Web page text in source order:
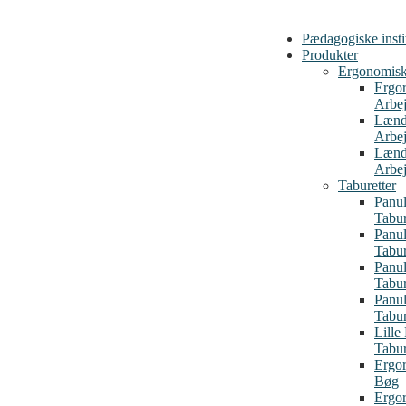
Pædagogiske
Produkter
Taburetter
Lille
Bøg